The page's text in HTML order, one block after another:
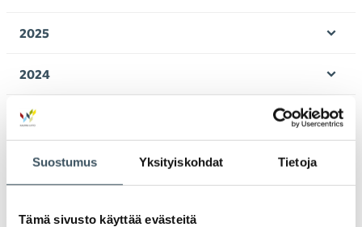
Suostumus Yksityiskohdat Tietoja
Tämä sivusto käyttää evästeitä
2025
2024
2023
2022